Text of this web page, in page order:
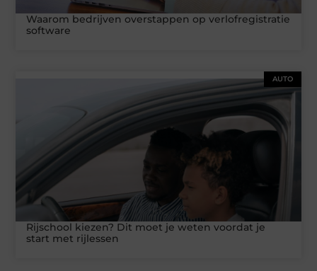
Waarom bedrijven overstappen op verlofregistratie
software
AUTO
Rijschool kiezen? Dit moet je weten voordat je
start met rijlessen